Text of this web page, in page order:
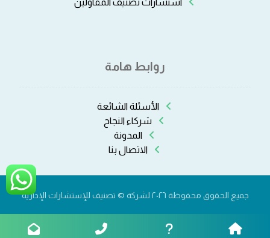
استشارات تصنيف المقاولين
روابط هامة
الأسئلة الشائعة
شركاء النجاح
المدونة
الاتصال بنا
جميع الحقوق محفوظة ٢٠٢٦ لشركة © تصنيف للإستشارات الإدارية